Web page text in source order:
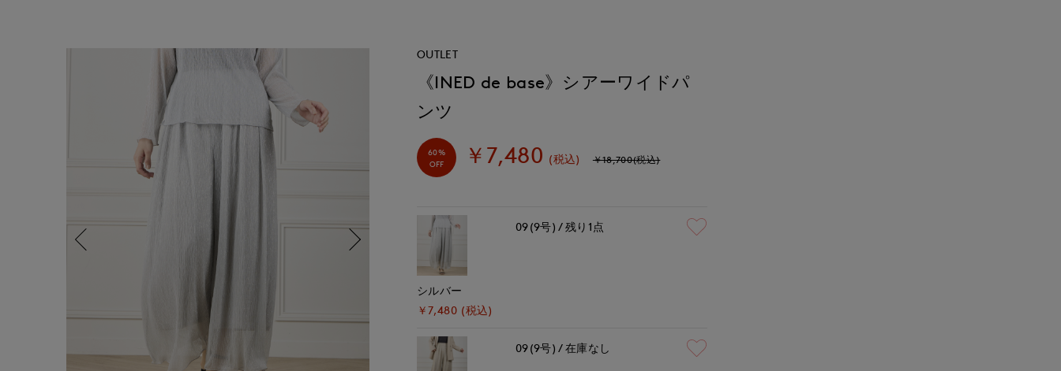
OUTLET
《INED de base》シアーワイドパ
ンツ
60%
OFF
￥7,480 (税込) ￥18,700(税込)
シルバー
￥7,480 (税込)
09(9号) 残り1点
09(9号) 在庫なし